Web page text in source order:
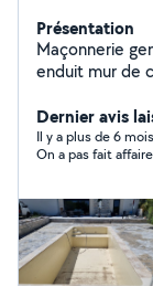
Présentation
Maçonnerie
enduit mur de
Dernier avis
Il y a plus de 6 mois
On a pas fait affaire